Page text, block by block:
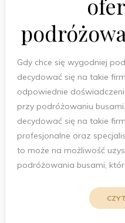
Gdy chce się wygodniej
decydować się na takie
odpowiednie
przy podróżowaniu
decydować się na takie
profesjonalne oraz
to może na możliwość
podróżowania busami,